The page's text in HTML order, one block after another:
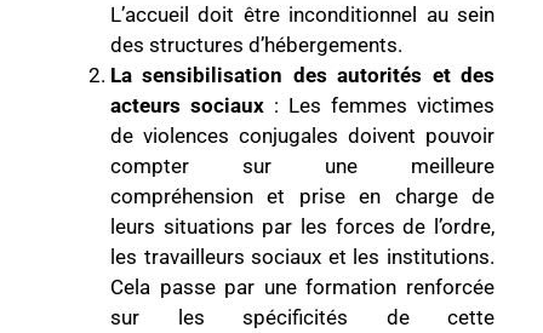
L’accueil doit être inconditionnel au sein
des structures d’hébergements.
La sensibilisation des autorités et des
acteurs sociaux : Les femmes victimes
de violences conjugales doivent pouvoir
compter sur une meilleure
compréhension et prise en charge de
leurs situations par les forces de l’ordre,
les travailleurs sociaux et les institutions.
Cela passe par une formation renforcée
sur les spécificités de cette